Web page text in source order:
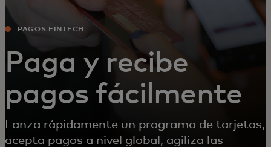
PAGOS FINTECH
Paga y recibe
pagos fácilmente
Lanza rápidamente un programa de tarjetas,
acepta pagos a nivel global, agiliza las